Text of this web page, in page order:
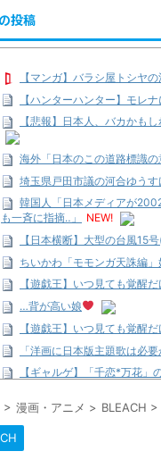
投稿
【マンガ】バラシ屋トシヤ
【ハンターハンター】モレ
【悲報】日本人、バカかも
海外「日本のこの道路標識
埼玉県戸田市議の河合ゆう
韓国人「日本メディアが
も一斉に指摘‥」
NEW!
【日本横断】大型の台風15
ちいかわ「モモンガ天誅編」
【遊戯王】いつ見ても覚醒
…背が高い娘
【遊戯王】いつ見ても覚醒
「洋画に日本版主題歌は必
【ギャルゲ】「千恋*万花」
北原ももさんの挑発!!!
> 漫画・アニメ > BLEACH >